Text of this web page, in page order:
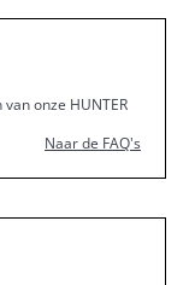
onze HUNTER
Naar de FAQ's